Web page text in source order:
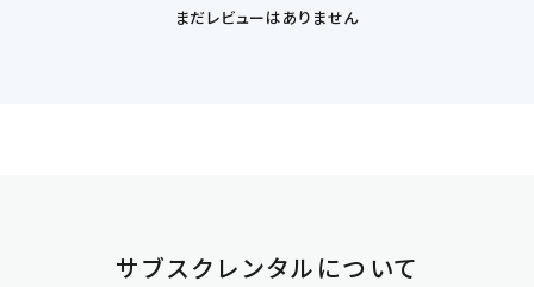
まだレビューはありません
サブスクレンタルについて